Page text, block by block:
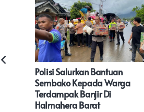
Polisi Salurkan Bantuan
Sembako Kepada Warga
Terdampak Banjir Di
Halmahera Barat